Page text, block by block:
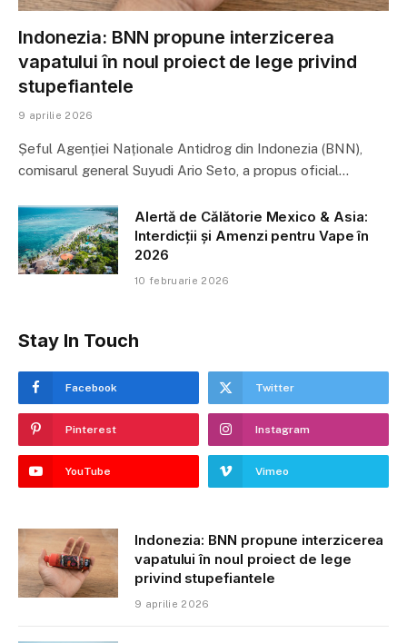
Indonezia: BNN propune interzicerea
vapatului în noul proiect de lege privind
stupefiantele
9 aprilie 2026
Șeful Agenției Naționale Antidrog din Indonezia (BNN),
comisarul general Suyudi Ario Seto, a propus oficial…
Alertă de Călătorie Mexico & Asia:
Interdicții și Amenzi pentru Vape în
2026
10 februarie 2026
Stay In Touch
Facebook Twitter
Pinterest Instagram
YouTube Vimeo
Indonezia: BNN propune interzicerea
vapatului în noul proiect de lege
privind stupefiantele
9 aprilie 2026